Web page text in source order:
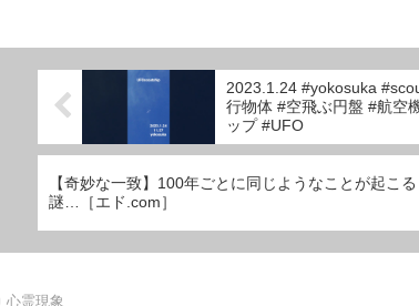
2023.1.24 #yokosuka
行物体 #空飛ぶ円盤 #航空
ップ #UFO
【奇妙な一致】100年ごとに同じようなことが起こる
謎…［エド.com］
心霊現象